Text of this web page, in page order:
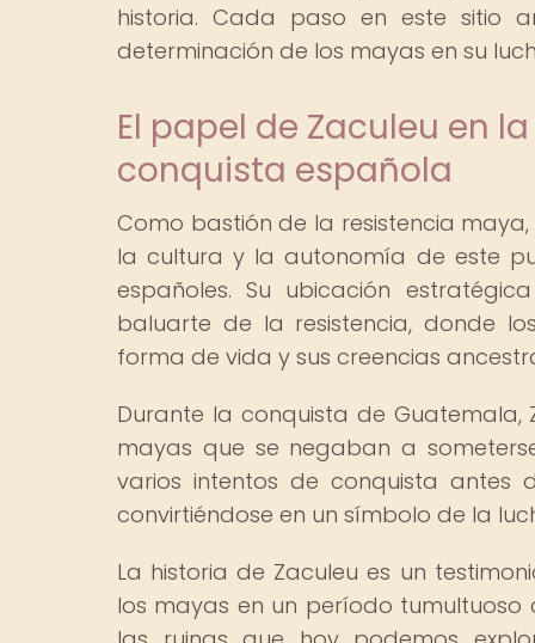
historia. Cada paso en este sitio
determinación de los mayas en su
El papel de Zaculeu en
conquista española
Como bastión de la resistencia
la cultura y la autonomía de este
españoles. Su ubicación
baluarte de la resistencia, donde
forma de vida y sus creencias
Durante la conquista de Guatemala,
mayas que se negaban a
varios intentos de conquista antes
convirtiéndose en un símbolo de la
La historia de Zaculeu es un
los mayas en un período